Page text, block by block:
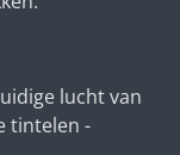
lucht van
tintelen -